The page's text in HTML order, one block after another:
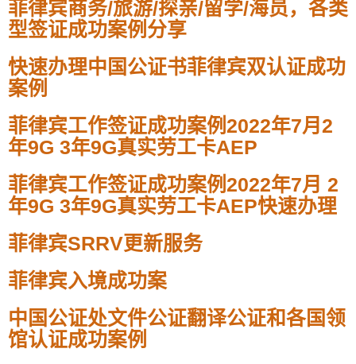
菲律宾商务/旅游/探亲/留学/海员，各类
型签证成功案例分享
快速办理中国公证书菲律宾双认证成功
案例
菲律宾工作签证成功案例2022年7月2
年9G 3年9G真实劳工卡AEP
菲律宾工作签证成功案例2022年7月 2
年9G 3年9G真实劳工卡AEP快速办理
菲律宾SRRV更新服务
菲律宾入境成功案
中国公证处文件公证翻译公证和各国领
馆认证成功案例